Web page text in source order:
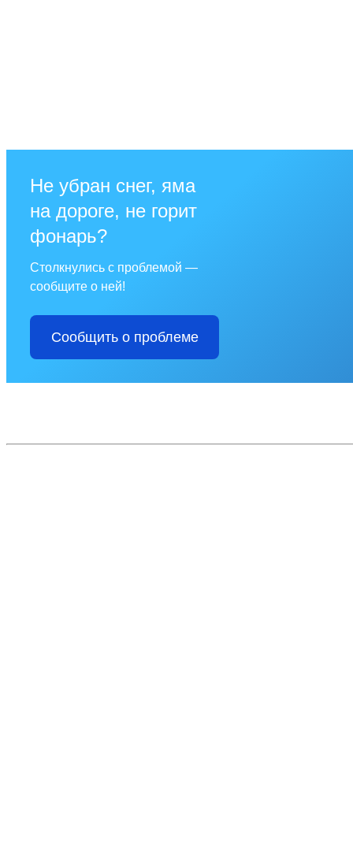
Не убран снег, яма
на дороге, не горит
фонарь?
Столкнулись с проблемой —
сообщите о ней!
Сообщить о проблеме